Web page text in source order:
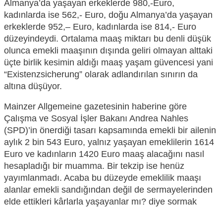
Almanya’da yaşayan erkeklerde 980,-Euro,
kadınlarda ise 562,- Euro, doğu Almanya’da yaşayan
erkeklerde 952,– Euro, kadınlarda ise 814,- Euro
düzeyindeydi. Ortalama maaş miktarı bu denli düşük
olunca emekli maaşının dışında geliri olmayan alttaki
üçte birlik kesimin aldığı maaş yaşam güvencesi yani
“Existenzsicherung” olarak adlandırılan sınırın da
altına düşüyor.
Mainzer Al lgemeine gazetesinin haberine göre
Çalışma ve Sosyal İşler Bakanı Andrea Nahles
(SPD)’in önerdiği tasarı kapsamında emekli bir ailenin
aylık 2 bin 543 Euro, yalnız yaşayan emeklilerin 1614
Euro ve kadınların 1420 Euro maaş alacağını nasıl
hesapladığı bir muamma. Bir tekzip ise henüz
yayımlanmadı. Acaba bu düzeyde emeklilik maaşı
alanlar emekli sandığından değil de sermayelerinden
elde ettikleri kârlarla yaşayanlar mı? diye sormak